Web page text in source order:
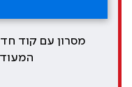
מסרון עם קוד